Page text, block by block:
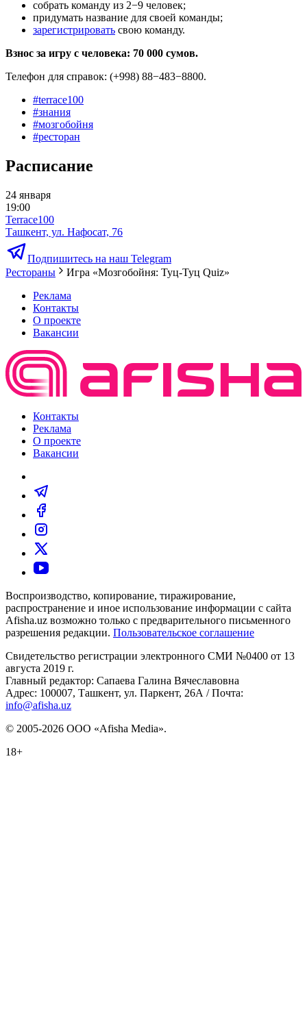
собрать команду из 2−9 человек;
придумать название для своей команды;
зарегистрировать свою команду.
Взнос за игру с человека: 70 000 сумов.
Телефон для справок: (+998) 88−483−8800.
#terrace100
#знания
#мозгобойня
#ресторан
Расписание
24 января
19:00
Terrace100
Ташкент, ул. Нафосат, 76
Подпишитесь на наш Telegram
Рестораны
Игра «Мозгобойня: Туц-Туц Quiz»
Реклама
Контакты
О проекте
Вакансии
Контакты
Реклама
О проекте
Вакансии
Воспроизводство, копирование, тиражирование,
распространение и иное использование информации с сайта
Afisha.uz возможно только с предварительного письменного
разрешения редакции. Пользовательское соглашение
Свидетельство регистрации электронного СМИ №0400 от 13
августа 2019 г.
Главный редактор: Сапаева Галина Вячеславовна
Адрес: 100007, Ташкент, ул. Паркент, 26А / Почта:
info@afisha.uz
© 2005-2026 ООО «Afisha Media».
18+